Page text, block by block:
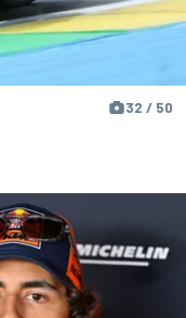
32 / 50